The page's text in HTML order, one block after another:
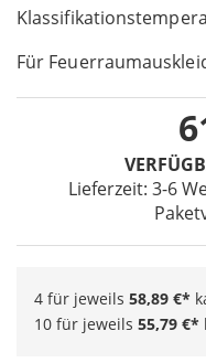
Für
Lieferzeit: 3-6
4 für jeweils 58,89 €
10 für jeweils 55,79 €